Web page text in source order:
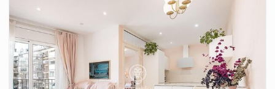
natural light. It comprises three double bedrooms, a full
bathroom with walk-in shower, and a spacious living-dining
area with an open-plan kitchen fully equipped with high-end
appliances. The apartment stands out for its high ceilings
with traditional Catalan vaulted ceilings, exposed brick walls,
restored original woodwork, and natural wood parquet
flooring, seamlessly blending original character with a high-